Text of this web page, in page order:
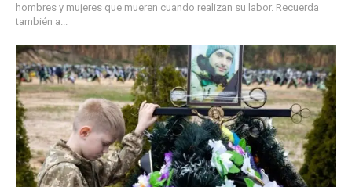
hombres y mujeres que mueren cuando realizan su labor. Recuerda
también a...